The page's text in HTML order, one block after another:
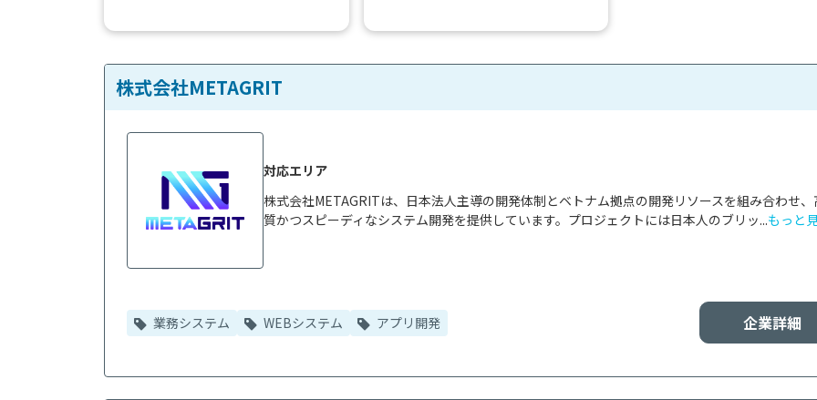
株式会社METAGRIT
株式会社METAGRITは、日本法人主導の開発体制とベトナム拠点の開発リソースを組み合わせ、
質かつスピーディなシステム開発を提供しています。プロジェクトには日本人のブリッ...もっと
対応エリア
企業詳細
業務システム WEBシステム アプリ開発